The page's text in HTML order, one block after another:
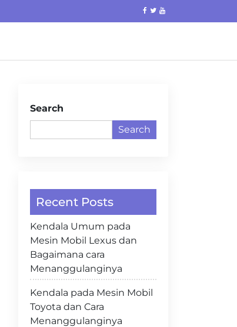
Search
Search
Recent Posts
Kendala Umum pada
Mesin Mobil Lexus dan
Bagaimana cara
Menanggulanginya
Kendala pada Mesin Mobil
Toyota dan Cara
Menanggulanginya